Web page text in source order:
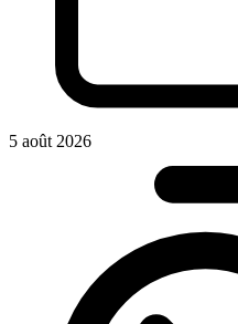
5 août 2026